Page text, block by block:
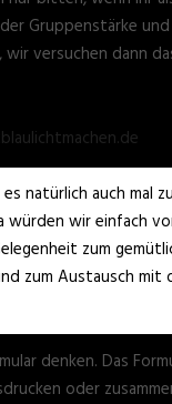
Gruppenstärke
wir versuchen dann
natürlich auch mal
würden wir einfach
zum
zum Austausch mit
denken. Das
oder